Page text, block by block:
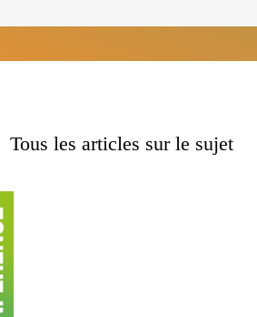
Tous les articles sur le sujet